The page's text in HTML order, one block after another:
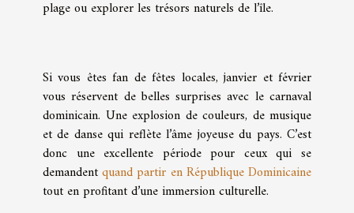
plage ou explorer les trésors naturels de l’île.
Si vous êtes fan de fêtes locales, janvier et février
vous réservent de belles surprises avec le carnaval
dominicain. Une explosion de couleurs, de musique
et de danse qui reflète l’âme joyeuse du pays. C’est
donc une excellente période pour ceux qui se
demandentquand partir en République Dominicaine
tout en profitant d’une immersion culturelle.